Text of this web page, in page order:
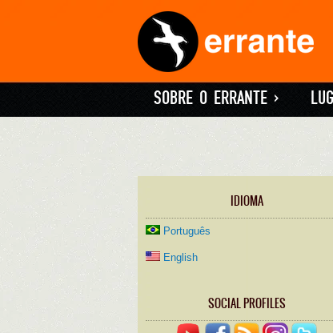
SOBRE O ERRANTE »
IDIOMA
Português
English
SOCIAL PROFILES